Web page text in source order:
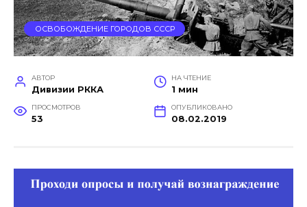
ОСВОБОЖДЕНИЕ ГОРОДОВ СССР
АВТОР
Дивизии РККА
НА ЧТЕНИЕ
1 мин
ПРОСМОТРОВ
53
ОПУБЛИКОВАНО
08.02.2019